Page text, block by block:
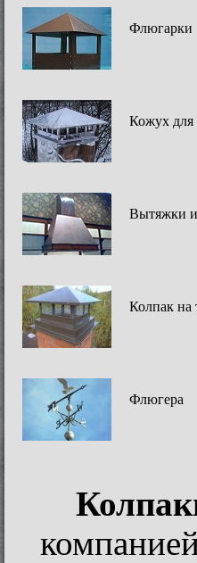
Флюгарки
Кожух для
Вытяжки
Колпак на
Флюгера